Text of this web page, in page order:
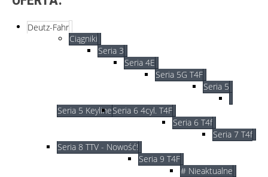
Deutz-Fahr
Ciągniki
Seria 3
Seria 4E
Seria 5G T4F
Seria 5
Seria 5 KeylineSeria 6 4cyl. T4F
Seria 6 T4f
Seria 7 T4f
Seria 8 TTV - Nowość!
Seria 9 T4F
# Nieaktualne